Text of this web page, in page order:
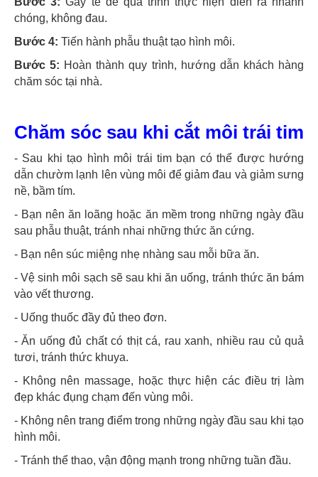
chóng, không đau.
Bước 4: Tiến hành phẫu thuật tạo hình môi.
Bước 5: Hoàn thành quy trình, hướng dẫn khách hàng
chăm sóc tại nhà.
Chăm sóc sau khi cắt môi trái tim
- Sau khi tạo hình môi trái tim bạn có thể được hướng
dẫn chườm lạnh lên vùng môi để giảm đau và giảm sưng
nề, bầm tím.
- Bạn nên ăn loãng hoặc ăn mềm trong những ngày đầu
sau phẫu thuật, tránh nhai những thức ăn cứng.
- Bạn nên súc miệng nhẹ nhàng sau mỗi bữa ăn.
- Vệ sinh môi sạch sẽ sau khi ăn uống, tránh thức ăn bám
vào vết thương.
- Uống thuốc đầy đủ theo đơn.
- Ăn uống đủ chất có thịt cá, rau xanh, nhiều rau củ quả
tươi, tránh thức khuya.
- Không nên massage, hoặc thực hiện các điều trị làm
đẹp khác đụng chạm đến vùng môi.
- Không nên trang điểm trong những ngày đầu sau khi tạo
hình môi.
- Tránh thể thao, vận động mạnh trong những tuần đầu.